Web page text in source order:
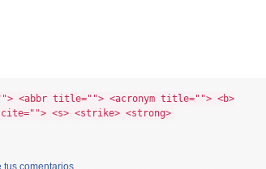
<abbr title=""> <acronym title=""> <b>
<s> <strike> <strong>